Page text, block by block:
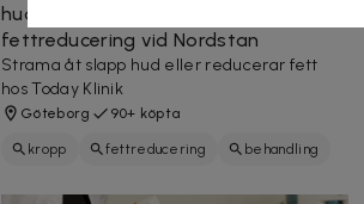
huduppstramning eller
fettreducering vid Nordstan
Strama åt slapp hud eller reducerar fett
hos Today Klinik
Göteborg 90+ köpta
kropp fettreducering
behandling